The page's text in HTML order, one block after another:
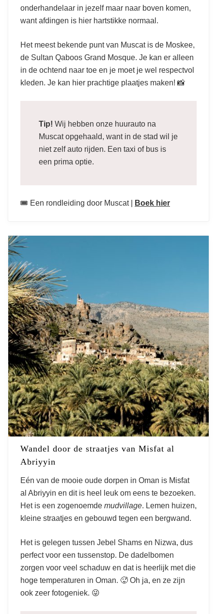
onderhandelaar in jezelf maar naar boven komen,
want afdingen is hier hartstikke normaal.
Het meest bekende punt van Muscat is de Moskee,
de Sultan Qaboos Grand Mosque. Je kan er alleen
in de ochtend naar toe en je moet je wel respectvol
kleden. Je kan hier prachtige plaatjes maken! 📸
Tip! Wij hebben onze huurauto na
Muscat opgehaald, want in de stad wil je
niet zelf auto rijden. Een taxi of bus is
een prima optie.
🎟️ Een rondleiding door Muscat | Boek hier
Wandel door de straatjes van Misfat al
Abriyyin
Eén van de mooie oude dorpen in Oman is Misfat
al Abriyyin en dit is heel leuk om eens te bezoeken.
Het is een zogenoemde mudvillage. Lemen huizen,
kleine straatjes en gebouwd tegen een bergwand.
Het is gelegen tussen Jebel Shams en Nizwa, dus
perfect voor een tussenstop. De dadelbomen
zorgen voor veel schaduw en dat is heerlijk met die
hoge temperaturen in Oman. 🥵 Oh ja, en ze zijn
ook zeer fotogeniek. 😜